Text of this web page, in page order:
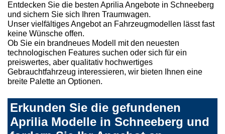
Entdecken Sie die besten Aprilia Angebote in Schneeberg
und sichern Sie sich Ihren Traumwagen.
Unser vielfältiges Angebot an Fahrzeugmodellen lässt fast
keine Wünsche offen.
Ob Sie ein brandneues Modell mit den neuesten
technologischen Features suchen oder sich für ein
preiswertes, aber qualitativ hochwertiges
Gebrauchtfahrzeug interessieren, wir bieten Ihnen eine
breite Palette an Optionen.
Erkunden Sie die gefundenen
Aprilia Modelle in Schneeberg und